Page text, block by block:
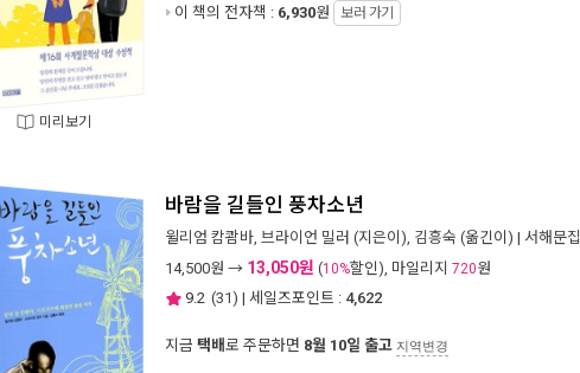
미리보기
이 책의 전자책 : 6,930원 보러 가기
바람을 길들인 풍차소년
윌리엄 캄쾀바, 브라이언 밀러 (지은이), 김흥숙 (옮긴이) | 서해문집
14,500원 → 13,050원 (10%할인), 마일리지 720원
9.2 (31) | 세일즈포인트 : 4,622
지금 택배로 주문하면 8월 10일 출고 지역변경